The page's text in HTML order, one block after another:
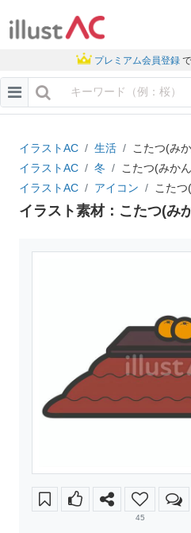
プレミアム会員登録
イラストAC 生活
こたつ(み
イラストAC
冬
こたつ(みか
イラストAC
アイコン こたつ
イラスト素材：こたつ(み
45